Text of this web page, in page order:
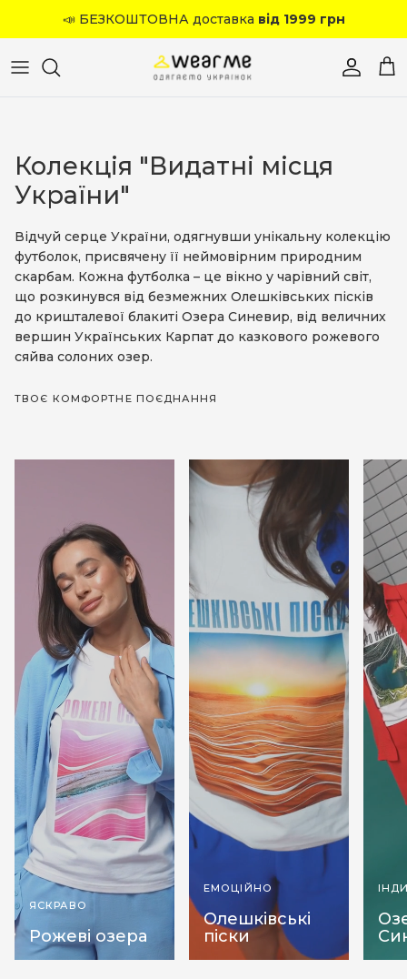
📣 БЕЗКОШТОВНА доставка від 1999 грн
Колекція "Видатні місця
України"
Відчуй серце України, одягнувши унікальну колекцію
футболок, присвячену її неймовірним природним
скарбам. Кожна футболка – це вікно у чарівний світ,
що розкинувся від безмежних Олешківських пісків
до кришталевої блакиті Озера Синевир, від величних
вершин Українських Карпат до казкового рожевого
сяйва солоних озер.
ТВОЄ КОМФОРТНЕ ПОЄДНАННЯ
ЯСКРАВО
Рожеві озера
ЕМОЦІЙНО
Олешківські
піски